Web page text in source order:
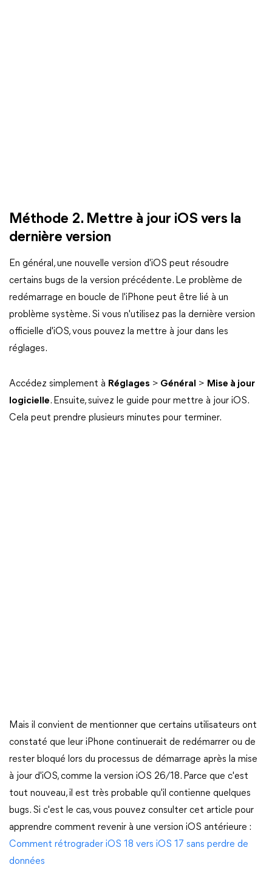
Méthode 2. Mettre à jour iOS vers la
dernière version
En général, une nouvelle version d'iOS peut résoudre
certains bugs de la version précédente. Le problème de
redémarrage en boucle de l'iPhone peut être lié à un
problème système. Si vous n'utilisez pas la dernière version
officielle d'iOS, vous pouvez la mettre à jour dans les
réglages.
Accédez simplement à Réglages > Général > Mise à jour
logicielle. Ensuite, suivez le guide pour mettre à jour iOS.
Cela peut prendre plusieurs minutes pour terminer.
Mais il convient de mentionner que certains utilisateurs ont
constaté que leur iPhone continuerait de redémarrer ou de
rester bloqué lors du processus de démarrage après la mise
à jour d'iOS, comme la version iOS 26/18. Parce que c'est
tout nouveau, il est très probable qu'il contienne quelques
bugs. Si c'est le cas, vous pouvez consulter cet article pour
apprendre comment revenir à une version iOS antérieure :
Comment rétrograder iOS 18 vers iOS 17 sans perdre de
données